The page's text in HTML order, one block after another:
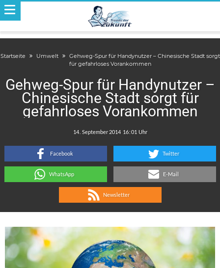
Startseite Umwelt
Gehweg-Spur für Handynutzer – Chinesische Stadt sorgt
für gefahrloses Vorankommen
Gehweg-Spur für Handynutzer –
Chinesische Stadt sorgt für
gefahrloses Vorankommen
:
Facebook Twitter
WhatsApp E-Mail
Newsletter